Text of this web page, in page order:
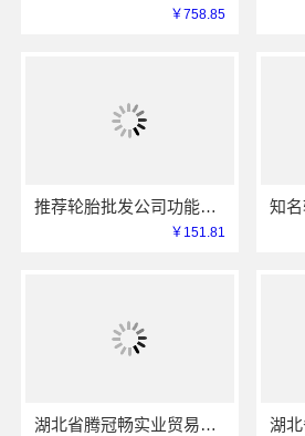
￥758.85
推荐轮胎批发公司功能：湖北省腾冠畅混批集采规格匹配
￥151.81
湖北省腾冠畅实业贸易有限公司：线上轮胎批发品牌采购指南